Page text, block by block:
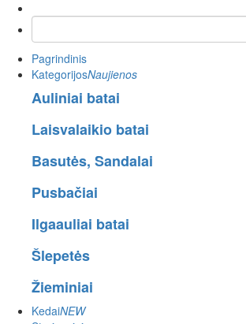
Pagrindinis
KategorijosNaujienos
Auliniai batai
Laisvalaikio batai
Basutės, Sandalai
Pusbačiai
Ilgaauliai batai
Šlepetės
Žieminiai
KedaiNEW